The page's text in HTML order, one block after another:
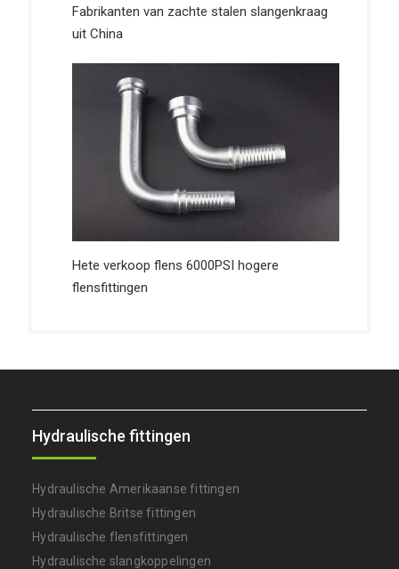
Fabrikanten van zachte stalen slangenkraag
uit China
Hete verkoop flens 6000PSI hogere
flensfittingen
Hydraulische fittingen
Hydraulische Amerikaanse fittingen
Hydraulische Britse fittingen
Hydraulische flensfittingen
Hydraulische slangkoppelingen